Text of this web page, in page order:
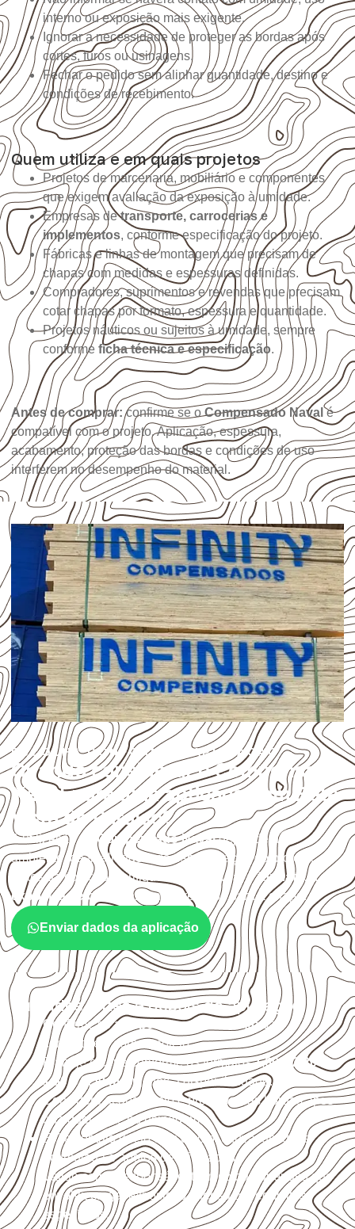
interno ou exposição mais exigente.
Ignorar a necessidade de proteger as bordas após
cortes, furos ou usinagens.
Fechar o pedido sem alinhar quantidade, destino e
condições de recebimento.
Quem utiliza e em quais projetos
Projetos de marcenaria, mobiliário e componentes
que exigem avaliação da exposição à umidade.
Empresas detransporte, carrocerias e
implementos, conforme especificação do projeto.
Fábricas e linhas de montagem que precisam de
chapas com medidas e espessuras definidas.
Compradores, suprimentos e revendas que precisam
cotar chapas por formato, espessura e quantidade.
Projetos náuticos ou sujeitos à umidade, sempre
conforme ficha técnica e especificação.
Antes de comprar:confirme se oCompensado Naval é
compatível com o projeto. Aplicação, espessura,
acabamento, proteção das bordas e condições de uso
interferem no desempenho do material.
ESCOLHA CONFORME A APLICAÇÃO
Quando considerar o Compensado
Naval para uma aplicação em Bela
Vista do Paraíso?
A utilização do Compensado Navaldepende do
ambiente, da finalidade e da especificação do projeto.
Antes da cotação, verifique a
espessura, o formato, a
exposição e o acabamento
previstos para a chapa.
Enviar dados da aplicação
Cuidados antes e depois da aplicação
Confirme se a espessura e o formatosão
compatíveis com o projeto.
Planeje o corte conforme os formatos1,60 × 2,20 m e
1,60 × 2,50 m, sujeitos à disponibilidade.
Considere acabamento e proteção das bordas após
qualquer corte ou usinagem.
Evite contato direto com o solo, chuva, umidade
acumulada e apoios desnivelados.
Valide com o responsável técnico qualquer uso que
envolva carga, exposição intensa ou requisitos
específicos.